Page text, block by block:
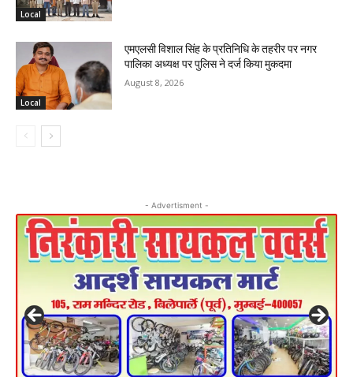
Local
Local
एमएलसी विशाल सिंह के प्रतिनिधि के तहरीर पर नगर
पालिका अध्यक्ष पर पुलिस ने दर्ज किया मुकदमा
August 8, 2026
- Advertisment -